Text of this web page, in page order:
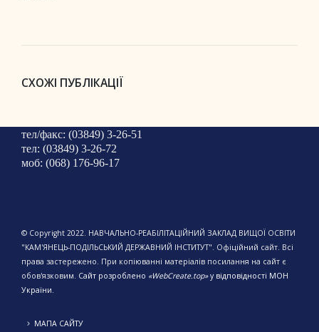
СХОЖІ ПУБЛІКАЦІЇ
тел/факс: (03849) 3-26-51
тел: (03849) 3-26-72
моб: (068) 176-96-17
© Copyright 2022. НАВЧАЛЬНО-РЕАБІЛІТАЦІЙНИЙ ЗАКЛАД ВИЩОЇ ОСВІТИ
"КАМ'ЯНЕЦЬ-ПОДІЛЬСЬКИЙ ДЕРЖАВНИЙ ІНСТИТУТ". Офіційний сайт. Всі
права застережено. При копіюванні матеріалів посилання на сайт є
обов'язковим. Сайт розроблено «WebCreate.top»у відповідності МОН
України.
МАПА САЙТУ